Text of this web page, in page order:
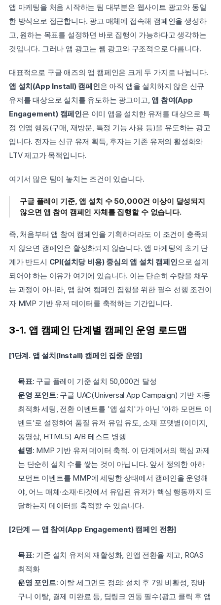
앱 마케팅을 처음 시작하는 팀 대부분은 웹사이트 광고와 동일
한 방식으로 접근합니다. 광고 매체에 접속해 캠페인을 생성하
고, 원하는 목표를 설정하면 바로 집행이 가능하다고 생각하는
것입니다. 그러나 앱 광고는 웹 광고와 구조적으로 다릅니다.
앱 설치(App Install) 캠페인은 아직 앱을 설치하지 않은 신규
유저를 대상으로 설치를 유도하는 광고이고, 앱 참여(App
Engagement) 캠페인은 이미 앱을 설치한 유저를 대상으로 특
정 인앱 행동(구매, 재방문, 특정 기능 사용 등)을 유도하는 광고
입니다. 전자는 신규 유저 획득, 후자는 기존 유저의 활성화와
LTV 제고가 목적입니다.
여기서 많은 팀이 놓치는 조건이 있습니다.
구글 플레이 기준, 앱 설치 수 50,000건 이상이 달성되지
않으면 앱 참여 캠페인 자체를 집행할 수 없습니다.
즉, 처음부터 앱 참여 캠페인을 기획하더라도 이 조건이 충족되
지 않으면 캠페인은 활성화되지 않습니다. 앱 마케팅의 초기 단
계가 반드시 CPI(설치당 비용) 중심의 앱 설치 캠페인으로 설계
되어야 하는 이유가 여기에 있습니다. 이는 단순히 수량을 채우
는 과정이 아니라, 앱 참여 캠페인 집행을 위한 필수 선행 조건이
자 MMP 기반 유저 데이터를 축적하는 기간입니다.
3-1. 앱 캠페인 단계별 캠페인 운영 로드맵
[1단계. 앱 설치(Install) 캠페인 집중 운영]
목표: 구글 플레이 기준 설치 50,000건 달성
운영 포인트: 구글 UAC(Universal App Campaign) 기반 자동
최적화 세팅, 전환 이벤트를 '앱 설치'가 아닌 '아하 모먼트 이
벤트'로 설정하여 품질 유저 유입 유도, 소재 포맷별(이미지,
동영상, HTML5) A/B 테스트 병행
설명: MMP 기반 유저 데이터 축적. 이 단계에서의 핵심 과제
는 단순히 설치 수를 쌓는 것이 아닙니다. 앞서 정의한 아하
모먼트 이벤트를 MMP에 세팅한 상태에서 캠페인을 운영해
야, 어느 매체·소재·타겟에서 유입된 유저가 핵심 행동까지 도
달하는지 데이터를 축적할 수 있습니다.
[2단계 — 앱 참여(App Engagement) 캠페인 전환]
목표: 기존 설치 유저의 재활성화, 인앱 전환율 제고, ROAS
최적화
운영 포인트: 이탈 세그먼트 정의: 설치 후 7일 비활성, 장바
구니 이탈, 결제 미완료 등, 딥링크 연동 필수(광고 클릭 후 앱